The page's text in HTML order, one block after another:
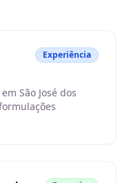
Experiência
São José dos